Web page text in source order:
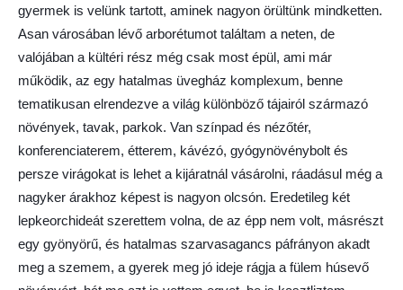
gyermek is velünk tartott, aminek nagyon örültünk mindketten.
Asan városában lévő arborétumot találtam a neten, de
valójában a kültéri rész még csak most épül, ami már
működik, az egy hatalmas üvegház komplexum, benne
tematikusan elrendezve a világ különböző tájairól származó
növények, tavak, parkok. Van színpad és nézőtér,
konferenciaterem, étterem, kávézó, gyógynövénybolt és
persze virágokat is lehet a kijáratnál vásárolni, ráadásul még a
nagyker árakhoz képest is nagyon olcsón. Eredetileg két
lepkeorchideát szerettem volna, de az épp nem volt, másrészt
egy gyönyörű, és hatalmas szarvasagancs páfrányon akadt
meg a szemem, a gyerek meg jó ideje rágja a fülem húsevő